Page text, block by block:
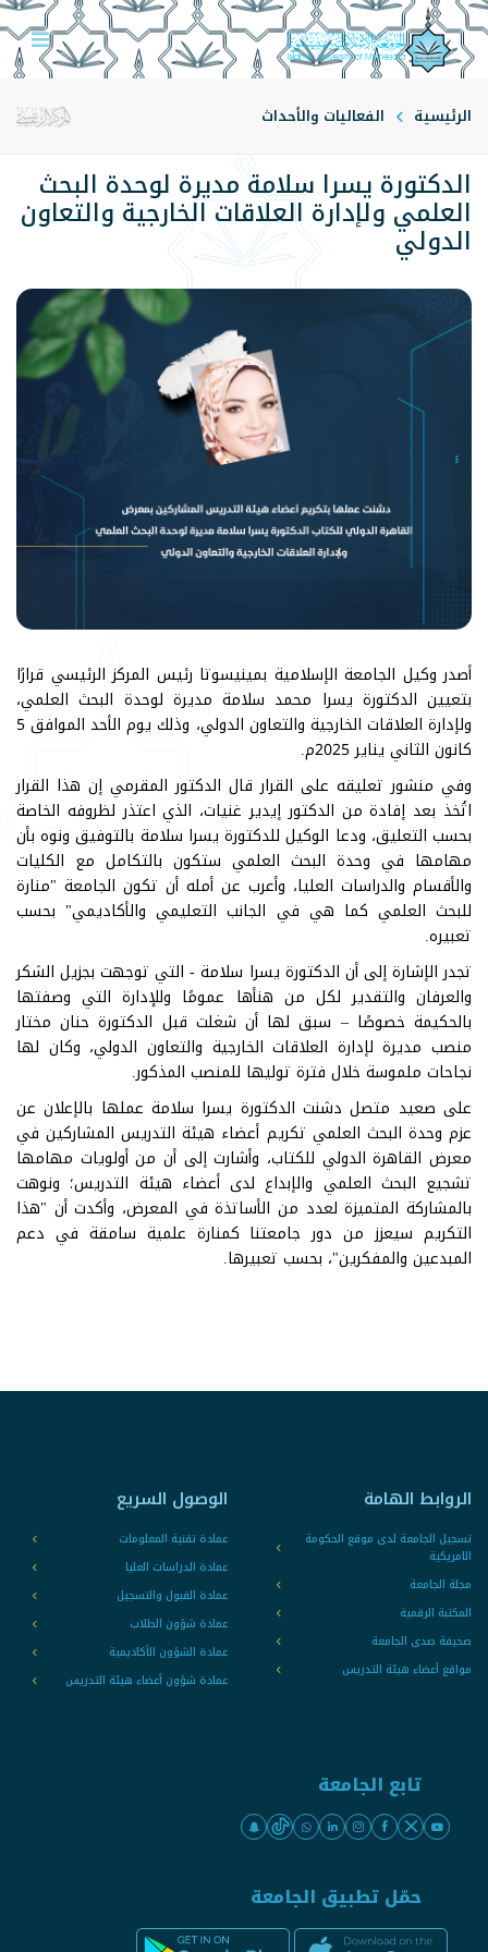
الرئيسية الفعاليات والأحداث
الدكتورة يسرا سلامة مديرة لوحدة البحث
العلمي ولإدارة العلاقات الخارجية والتعاون
الدولي
أصدر وكيل الجامعة الإسلامية بمينيسوتا رئيس المركز الرئيسي قرارًا
بتعيين الدكتورة يسرا محمد سلامة مديرة لوحدة البحث العلمي،
ولإدارة العلاقات الخارجية والتعاون الدولي، وذلك يوم الأحد الموافق 5
كانون الثاني يناير 2025م.
وفي منشور تعليقه على القرار قال الدكتور المقرمي إن هذا القرار
اتُخذ بعد إفادة من الدكتور إيدير غنيات، الذي اعتذر لظروفه الخاصة
بحسب التعليق، ودعا الوكيل للدكتورة يسرا سلامة بالتوفيق ونوه بأن
مهامها في وحدة البحث العلمي ستكون بالتكامل مع الكليات
والأقسام والدراسات العليا، وأعرب عن أمله أن تكون الجامعة "منارة
للبحث العلمي كما هي في الجانب التعليمي والأكاديمي" بحسب
تعبيره.
تجدر الإشارة إلى أن الدكتورة يسرا سلامة - التي توجهت بجزيل الشكر
والعرفان والتقدير لكل من هنأها عمومًا وللإدارة التي وصفتها
بالحكيمة خصوصًا – سبق لها أن شغلت قبل الدكتورة حنان مختار
منصب مديرة لإدارة العلاقات الخارجية والتعاون الدولي، وكان لها
نجاحات ملموسة خلال فترة توليها للمنصب المذكور.
على صعيد متصل دشنت الدكتورة يسرا سلامة عملها بالإعلان عن
عزم وحدة البحث العلمي تكريم أعضاء هيئة التدريس المشاركين في
معرض القاهرة الدولي للكتاب، وأشارت إلى أن من أولويات مهامها
تشجيع البحث العلمي والإبداع لدى أعضاء هيئة التدريس؛ ونوهت
بالمشاركة المتميزة لعدد من الأساتذة في المعرض، وأكدت أن "هذا
التكريم سيعزز من دور جامعتنا كمنارة علمية سامقة في دعم
المبدعين والمفكرين"، بحسب تعبيرها.
الروابط الهامة
تسجيل الجامعة لدى موقع الحكومة
الامريكية
مجلة الجامعة
المكتبة الرقمية
صحيفة صدى الجامعة
مواقع أعضاء هيئة التدريس
الوصول السريع
عمادة تقنية المعلومات
عمادة الدراسات العليا
عمادة القبول والتسجيل
عمادة شؤون الطلاب
عمادة الشؤون الأكاديمية
عمادة شؤون أعضاء هيئة التدريس
تابع الجامعة
حمّل تطبيق الجامعة